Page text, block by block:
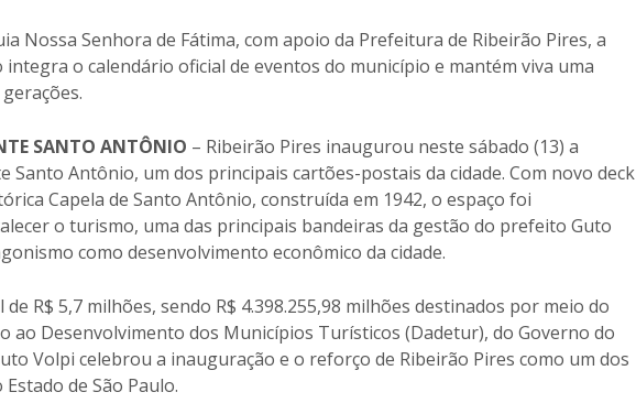
Nossa Senhora de Fátima, com apoio da Prefeitura de Ribeirão Pires, a
integra o calendário oficial de eventos do município e mantém viva uma
SANTO ANTÔNIO – Ribeirão Pires inaugurou neste sábado (13) a
Santo Antônio, um dos principais cartões-postais da cidade. Com novo deck
Capela de Santo Antônio, construída em 1942, o espaço foi
o turismo, uma das principais bandeiras da gestão do prefeito Guto
como desenvolvimento econômico da cidade.
R$ 5,7 milhões, sendo R$ 4.398.255,98 milhões destinados por meio do
ao Desenvolvimento dos Municípios Turísticos (Dadetur), do Governo do
Volpi celebrou a inauguração e o reforço de Ribeirão Pires como um dos
de São Paulo.